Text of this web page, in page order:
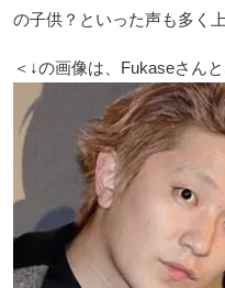
の子供？といった声も多く
＜↓の画像は、Fukaseさん